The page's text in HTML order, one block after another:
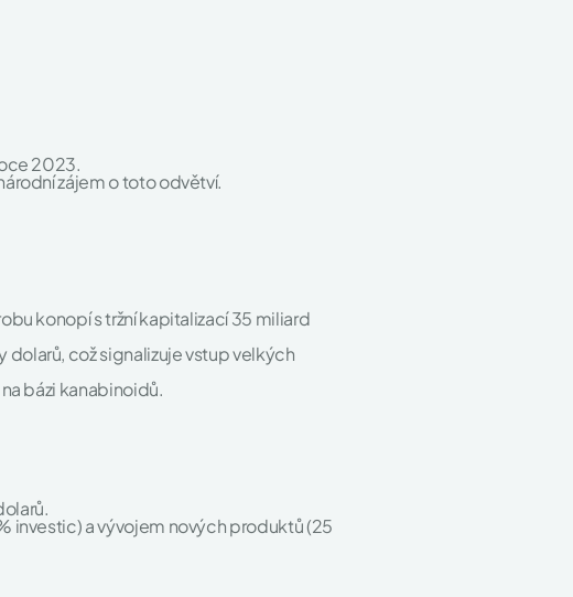
2023.
zájem o toto odvětví.
konopí s tržní kapitalizací 35 miliard
což signalizuje vstup velkých
bázi kanabinoidů.
investic) a vývojem nových produktů (25